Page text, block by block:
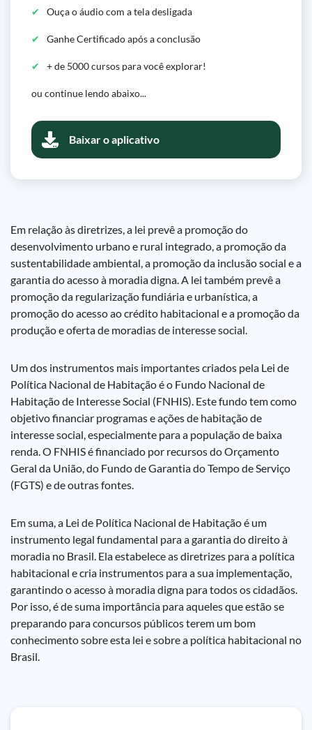
Ouça o áudio com a tela desligada
Ganhe Certificado após a conclusão
+ de 5000 cursos para você explorar!
ou continue lendo abaixo...
Baixar o aplicativo
Em relação às diretrizes, a lei prevê a promoção do
desenvolvimento urbano e rural integrado, a promoção da
sustentabilidade ambiental, a promoção da inclusão social e a
garantia do acesso à moradia digna. A lei também prevê a
promoção da regularização fundiária e urbanística, a
promoção do acesso ao crédito habitacional e a promoção da
produção e oferta de moradias de interesse social.
Um dos instrumentos mais importantes criados pela Lei de
Política Nacional de Habitação é o Fundo Nacional de
Habitação de Interesse Social (FNHIS). Este fundo tem como
objetivo financiar programas e ações de habitação de
interesse social, especialmente para a população de baixa
renda. O FNHIS é financiado por recursos do Orçamento
Geral da União, do Fundo de Garantia do Tempo de Serviço
(FGTS) e de outras fontes.
Em suma, a Lei de Política Nacional de Habitação é um
instrumento legal fundamental para a garantia do direito à
moradia no Brasil. Ela estabelece as diretrizes para a política
habitacional e cria instrumentos para a sua implementação,
garantindo o acesso à moradia digna para todos os cidadãos.
Por isso, é de suma importância para aqueles que estão se
preparando para concursos públicos terem um bom
conhecimento sobre esta lei e sobre a política habitacional no
Brasil.